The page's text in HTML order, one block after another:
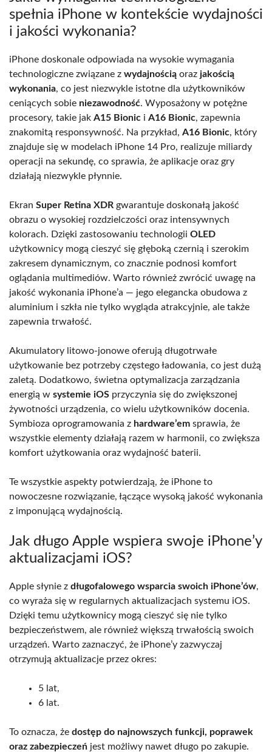
spełnia iPhone w kontekście wydajności
i jakości wykonania?
iPhone doskonale odpowiada na wysokie wymagania
technologiczne związane z wydajnością oraz jakością
wykonania, co jest niezwykle istotne dla użytkowników
ceniących sobie niezawodność. Wyposażony w potężne
procesory, takie jak A15 Bionic i A16 Bionic, zapewnia
znakomitą responsywność. Na przykład, A16 Bionic, który
znajduje się w modelach iPhone 14 Pro, realizuje miliardy
operacji na sekundę, co sprawia, że aplikacje oraz gry
działają niezwykle płynnie.
Ekran Super Retina XDR gwarantuje doskonałą jakość
obrazu o wysokiej rozdzielczości oraz intensywnych
kolorach. Dzięki zastosowaniu technologii OLED
użytkownicy mogą cieszyć się głęboką czernią i szerokim
zakresem dynamicznym, co znacznie podnosi komfort
oglądania multimediów. Warto również zwrócić uwagę na
jakość wykonania iPhone’a — jego elegancka obudowa z
aluminium i szkła nie tylko wygląda atrakcyjnie, ale także
zapewnia trwałość.
Akumulatory litowo-jonowe oferują długotrwałe
użytkowanie bez potrzeby częstego ładowania, co jest dużą
zaletą. Dodatkowo, świetna optymalizacja zarządzania
energią w systemie iOS przyczynia się do zwiększonej
żywotności urządzenia, co wielu użytkowników docenia.
Symbioza oprogramowania z hardware’em sprawia, że
wszystkie elementy działają razem w harmonii, co zwiększa
komfort użytkowania oraz wydajność baterii.
Te wszystkie aspekty potwierdzają, że iPhone to
nowoczesne rozwiązanie, łączące wysoką jakość wykonania
z imponującą wydajnością.
Jak długo Apple wspiera swoje iPhone’y
aktualizacjami iOS?
Apple słynie z długofalowego wsparcia swoich iPhone’ów,
co wyraża się w regularnych aktualizacjach systemu iOS.
Dzięki temu użytkownicy mogą cieszyć się nie tylko
bezpieczeństwem, ale również większą trwałością swoich
urządzeń. Warto zaznaczyć, że iPhone’y zazwyczaj
otrzymują aktualizacje przez okres:
5 lat,
6 lat.
To oznacza, że dostęp do najnowszych funkcji, poprawek
oraz zabezpieczeń jest możliwy nawet długo po zakupie.